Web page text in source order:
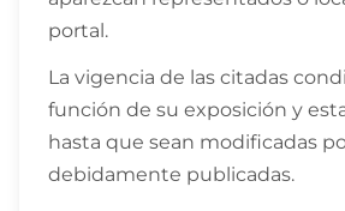
portal.
La vigencia de las citadas
función de su exposición y
hasta que sean modificadas
debidamente publicadas.